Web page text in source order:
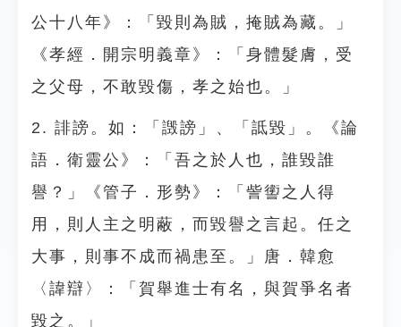
公十八年》：「毀則為賊，掩賊為藏。」
《孝經．開宗明義章》：「身體髮膚，受
之父母，不敢毀傷，孝之始也。」
2. 誹謗。如：「譭謗」、「詆毀」。《論
語．衛靈公》：「吾之於人也，誰毀誰
譽？」《管子．形勢》：「訾讆之人得
用，則人主之明蔽，而毀譽之言起。任之
大事，則事不成而禍患至。」唐．韓愈
〈諱辯〉：「賀舉進士有名，與賀爭名者
毀之。」